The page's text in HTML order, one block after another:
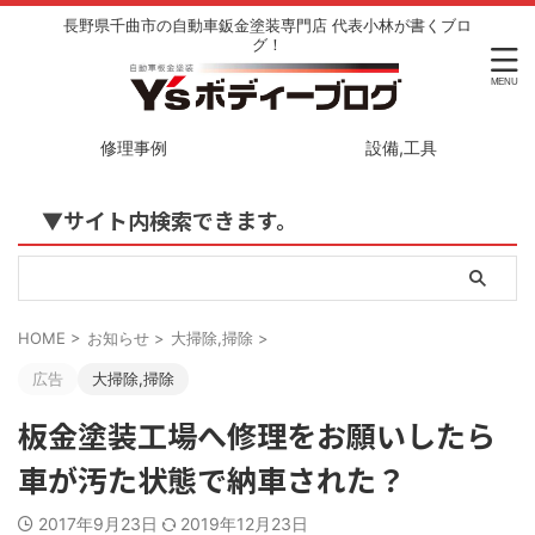
長野県千曲市の自動車鈑金塗装専門店 代表小林が書くブロ
グ！
修理事例 設備,工具
▼サイト内検索できます。
HOME > お知らせ > 大掃除,掃除 >
広告 大掃除,掃除
板金塗装工場へ修理をお願いしたら
車が汚た状態で納車された？
2017年9月23日 2019年12月23日